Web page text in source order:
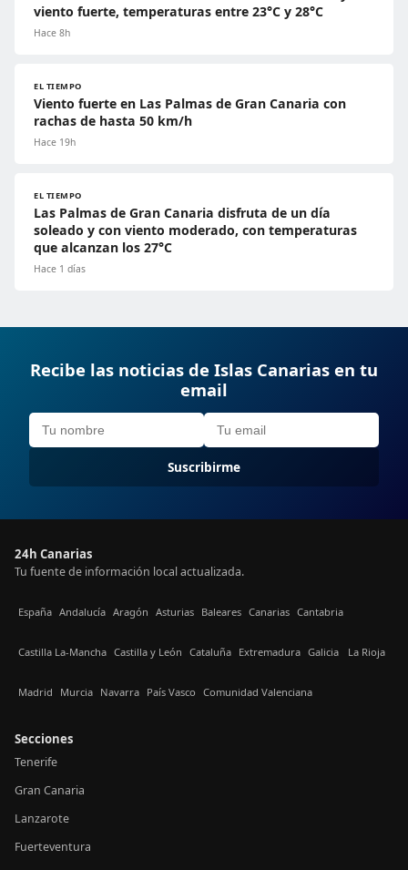
viento fuerte, temperaturas entre 23°C y 28°C
Hace 8h
EL TIEMPO
Viento fuerte en Las Palmas de Gran Canaria con
rachas de hasta 50 km/h
Hace 19h
EL TIEMPO
Las Palmas de Gran Canaria disfruta de un día
soleado y con viento moderado, con temperaturas
que alcanzan los 27°C
Hace 1 días
Recibe las noticias de Islas Canarias en tu
email
Suscribirme
24h Canarias
Tu fuente de información local actualizada.
España Andalucía Aragón Asturias Baleares Canarias Cantabria
Castilla La-Mancha Castilla y León Cataluña Extremadura Galicia La Rioja
Madrid Murcia Navarra País Vasco Comunidad Valenciana
Secciones
Tenerife
Gran Canaria
Lanzarote
Fuerteventura